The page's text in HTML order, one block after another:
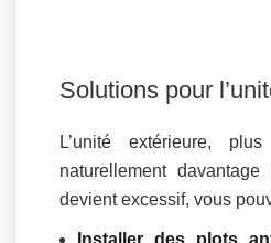
Solutions pour
L’unité extérieure,
naturellement
devient excessif, vous
Installer des plots